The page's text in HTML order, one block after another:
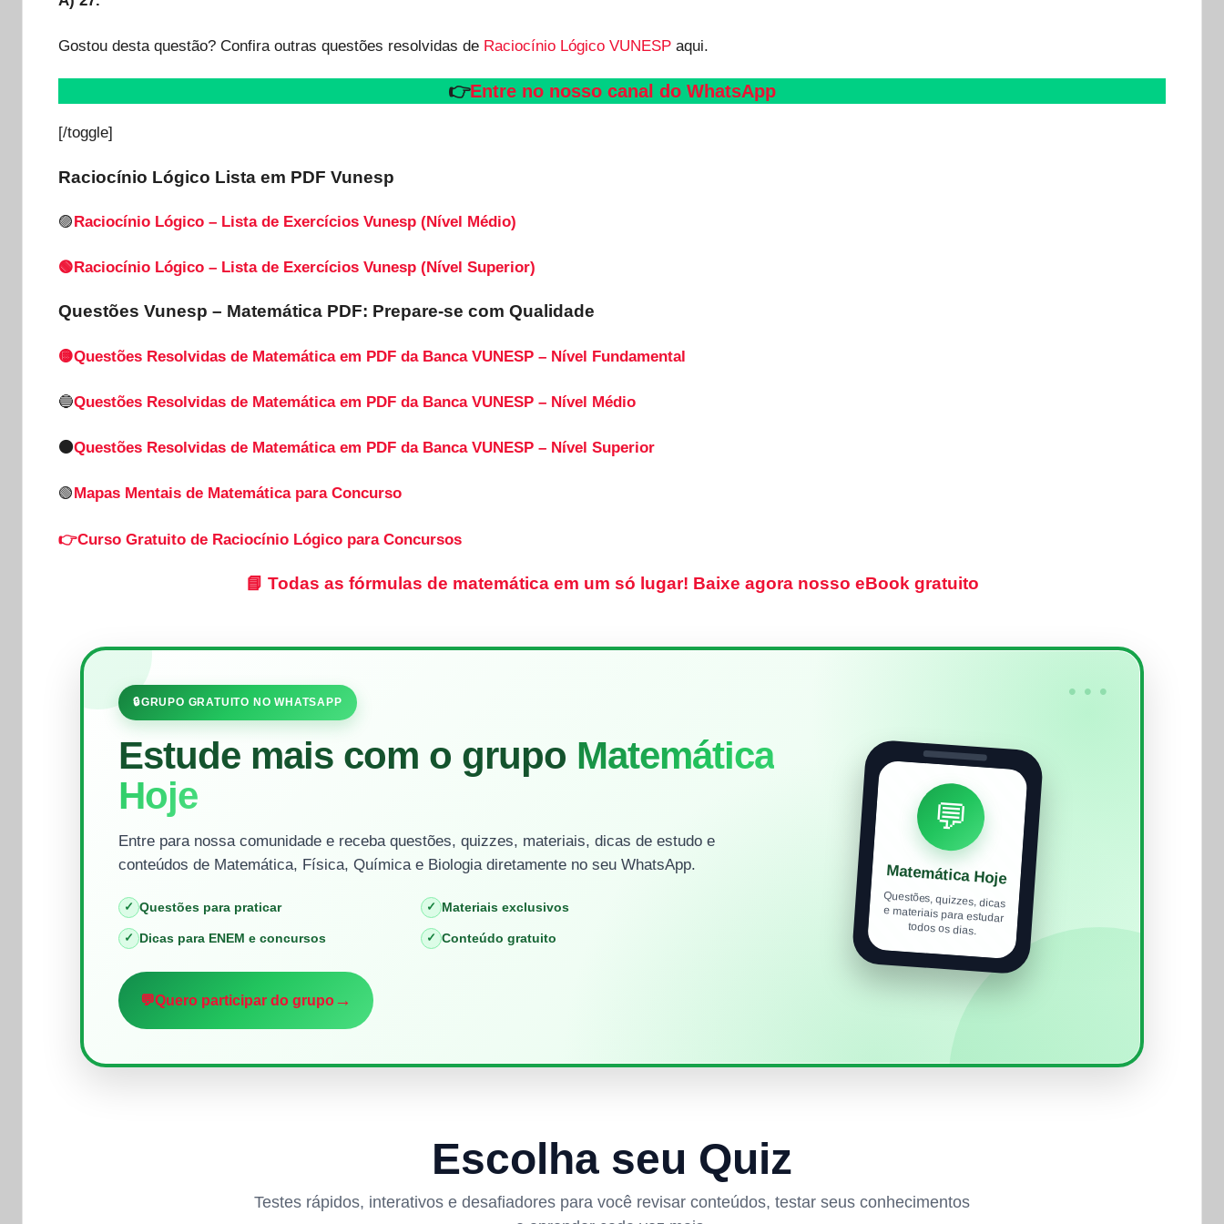
Gostou desta questão? Confira outras questões resolvidas de Raciocínio Lógico VUNESP aqui.
👉Entre no nosso canal do WhatsApp
[/toggle]
Raciocínio Lógico Lista em PDF Vunesp
🟣Raciocínio Lógico – Lista de Exercícios Vunesp (Nível Médio)
🟢Raciocínio Lógico – Lista de Exercícios Vunesp (Nível Superior)
Questões Vunesp – Matemática PDF: Prepare-se com Qualidade
🟡Questões Resolvidas de Matemática em PDF da Banca VUNESP – Nível Fundamental
🔵Questões Resolvidas de Matemática em PDF da Banca VUNESP – Nível Médio
🟠Questões Resolvidas de Matemática em PDF da Banca VUNESP – Nível Superior
🟢 Mapas Mentais de Matemática para Concurso
👉Curso Gratuito de Raciocínio Lógico para Concursos
📘 Todas as fórmulas de matemática em um só lugar! Baixe agora nosso eBook gratuito
•••
🔒GRUPO GRATUITO NO WHATSAPP
Estude mais com o grupo Matemática
Hoje
Entre para nossa comunidade e receba questões, quizzes, materiais, dicas de estudo e
conteúdos de Matemática, Física, Química e Biologia diretamente no seu WhatsApp.
✓ Questões para praticar ✓ Materiais exclusivos
✓ Dicas para ENEM e concursos ✓ Conteúdo gratuito
💬Quero participar do grupo→
💬
Matemática Hoje
Questões, quizzes, dicas
e materiais para estudar
todos os dias.
Escolha seu Quiz
Testes rápidos, interativos e desafiadores para você revisar conteúdos, testar seus conhecimentos